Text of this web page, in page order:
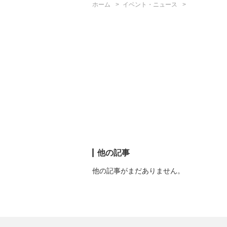
ホーム イベント・ニュース
他の記事
他の記事がまだありません。